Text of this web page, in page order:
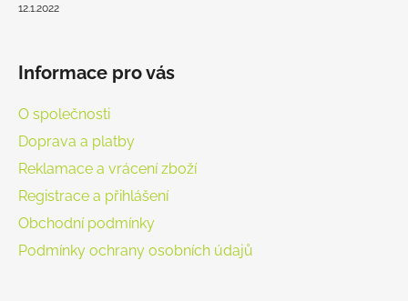
12.1.2022
Informace pro vás
O společnosti
Doprava a platby
Reklamace a vrácení zboží
Registrace a přihlášení
Obchodní podmínky
Podmínky ochrany osobních údajů